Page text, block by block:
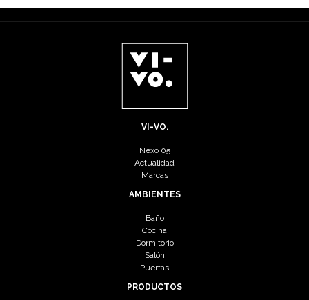
VI-VO.
Nexo 05
Actualidad
Marcas
AMBIENTES
Baño
Cocina
Dormitorio
Salón
Puertas
PRODUCTOS